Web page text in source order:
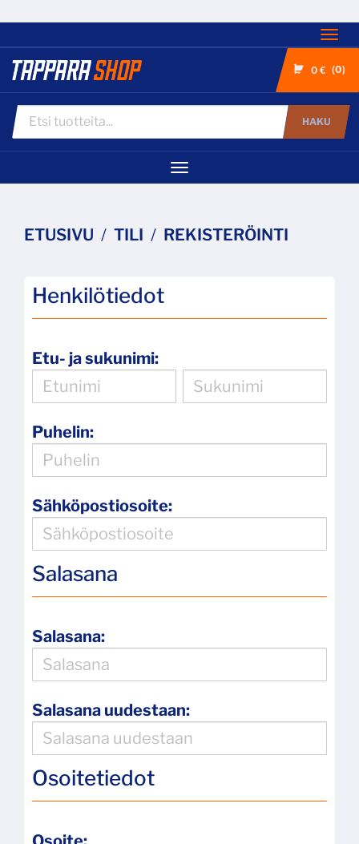
0 € 0
HAKU
Navigaatio
ETUSIVU TILI REKISTERÖINTI
Henkilötiedot
Etu- ja sukunimi:
Puhelin:
Sähköpostiosoite:
Salasana
Salasana:
Salasana uudestaan:
Osoitetiedot